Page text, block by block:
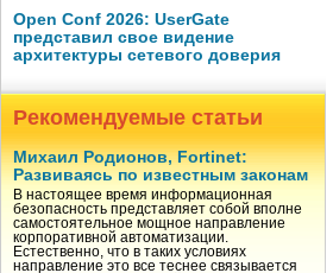
Open Conf 2026: UserGate
представил свое видение
архитектуры сетевого доверия
Рекомендуемые статьи
Михаил Родионов, Fortinet:
Развиваясь по известным законам
В настоящее время информационная
безопасность представляет собой вполне
самостоятельное мощное направление
корпоративной автоматизации.
Естественно, что в таких условиях
направление это все теснее связывается